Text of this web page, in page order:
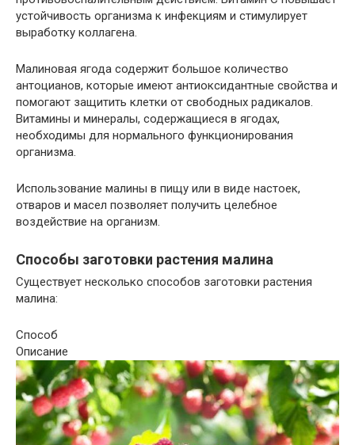
устойчивость организма к инфекциям и стимулирует
выработку коллагена.
Малиновая ягода содержит большое количество
антоцианов, которые имеют антиоксидантные свойства и
помогают защитить клетки от свободных радикалов.
Витамины и минералы, содержащиеся в ягодах,
необходимы для нормального функционирования
организма.
Использование малины в пищу или в виде настоек,
отваров и масел позволяет получить целебное
воздействие на организм.
Способы заготовки растения малина
Существует несколько способов заготовки растения
малина:
Способ
Описание